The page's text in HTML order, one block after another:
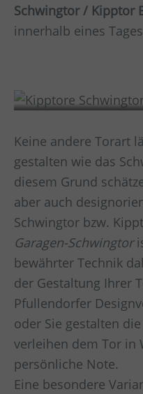
Schwingtor / Kipptor
innerhalb eines
Keine andere Torart
gestalten wie das
diesem Grund
aber auch
Schwingtor bzw.
Garagen-Schwingtor
bewährter Technik
der Gestaltung Ihrer
Pfullendorfer
oder Sie gestalten
verleihen dem Tor in
persönliche Note.
Eine besondere